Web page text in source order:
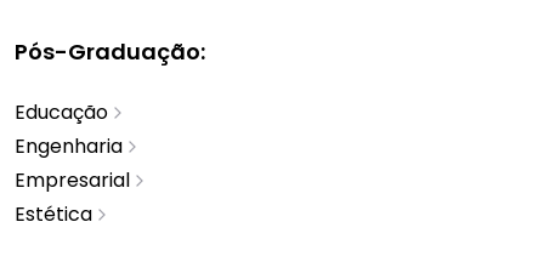
Pós-Graduação:
Educação
Engenharia
Empresarial
Estética